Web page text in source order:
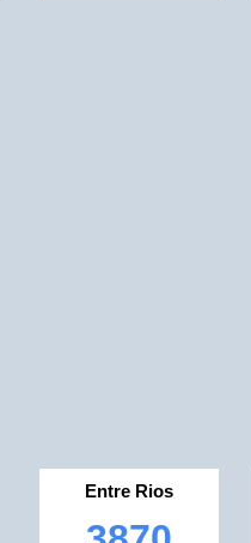
Entre Rios